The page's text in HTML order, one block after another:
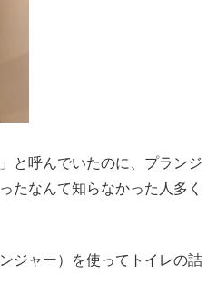
と呼んでいたのに、プランジ
たなんて知らなかった人多く
ジャー）を使ってトイレの詰